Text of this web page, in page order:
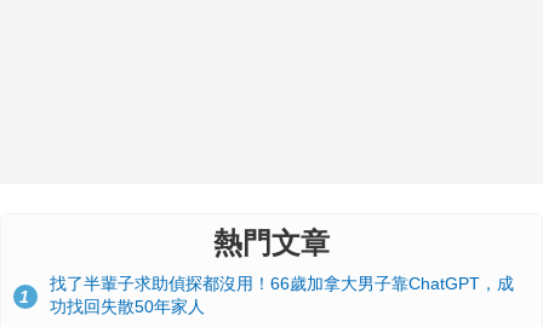
熱門文章
1
找了半輩子求助偵探都沒用！66歲加拿大男子靠ChatGPT，成
功找回失散50年家人